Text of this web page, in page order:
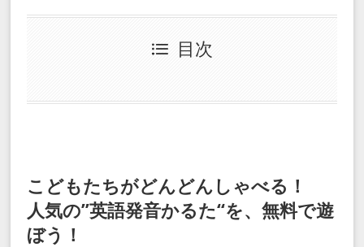
目次
こどもたちがどんどんしゃべる！
人気の”英語発音かるた“を、無料で遊
ぼう！